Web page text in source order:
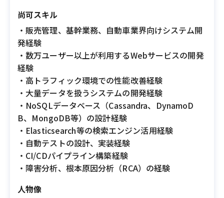
尚可スキル
・販売管理、基幹業務、自動車業界向けシステム開
発経験
・数万ユーザー以上が利用するWebサービスの開発
経験
・高トラフィック環境での性能改善経験
・大量データを扱うシステムの開発経験
・NoSQLデータベース（Cassandra、DynamoD
B、MongoDB等）の設計経験
・Elasticsearch等の検索エンジン活用経験
・自動テストの設計、実装経験
・CI/CDパイプライン構築経験
・障害分析、根本原因分析（RCA）の経験
人物像